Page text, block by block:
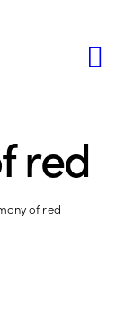
red
of red